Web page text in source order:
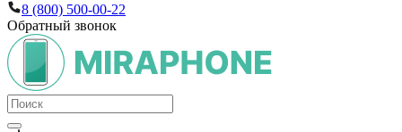
8 (800) 500-00-22
Обратный звонок